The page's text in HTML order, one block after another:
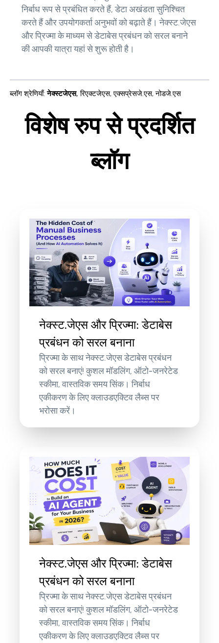
निर्बाध रूप से प्रबंधित करते हैं, डेटा अखंडता सुनिश्चित
करते हैं और उपयोगकर्ता अनुभवों को बढ़ाते हैं। नेक्स्ट.जेएस
और प्रिज्मा के माध्यम से डेटाबेस प्रबंधन को सरल बनाने
की आपकी यात्रा यहां से शुरू होती है।
ब्लॉग श्रेणियाँ: नेक्स्टजेएस, रिएक्टजेएस,एक्सप्रेसजे.एस,नोडजे.एस
विशेष रुप से प्रदर्शित
ब्लॉग
नेक्स्ट.जेएस और प्रिज्मा: डेटाबेस
प्रबंधन को सरल बनाना
प्रिज्मा के साथ नेक्स्ट.जेएस डेटाबेस प्रबंधन
को सरल बनाएं! कुशल मॉडलिंग, ऑटो-जनरेटेड
स्कीमा, वास्तविक समय सिंक। निर्बाध
एकीकरण के लिए क्लाउडएक्टिव लैब्स पर
भरोसा करें।
नेक्स्ट.जेएस और प्रिज्मा: डेटाबेस
प्रबंधन को सरल बनाना
प्रिज्मा के साथ नेक्स्ट.जेएस डेटाबेस प्रबंधन
को सरल बनाएं! कुशल मॉडलिंग, ऑटो-जनरेटेड
स्कीमा, वास्तविक समय सिंक। निर्बाध
एकीकरण के लिए क्लाउडएक्टिव लैब्स पर